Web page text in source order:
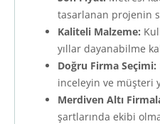
tasarlanan projenin
Kaliteli Malzeme:
yıllar dayanabilme
Doğru Firma Seçimi:
inceleyin ve müşteri
Merdiven Altı
şartlarında ekibi